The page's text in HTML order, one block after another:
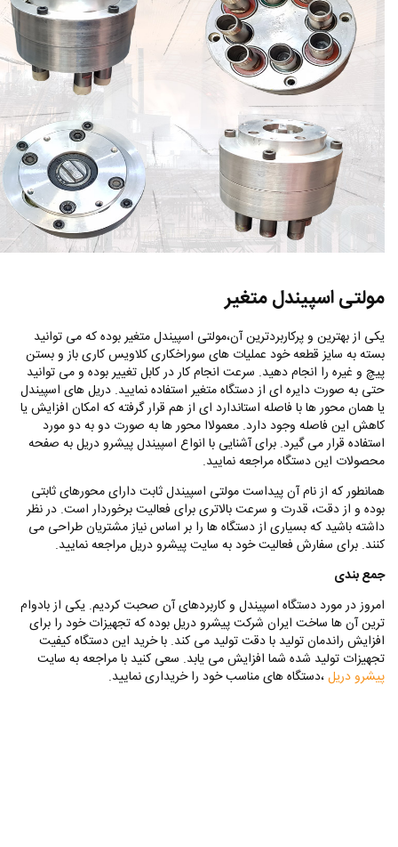
مولتی اسپیندل متغیر
یکی از بهترین و پرکاربردترین آن،مولتی اسپیندل متغیر بوده که می ‌توانید
بسته به سایز قطعه خود عملیات های سوراخکاری کلاویس کاری باز و بستن
پیچ و غیره را انجام دهید. سرعت انجام کار در کابل تغییر بوده و می توانید
حتی به صورت دایره ای از دستگاه متغیر استفاده نمایید. دریل های اسپیندل
یا همان محور ها با فاصله استاندارد ای از هم قرار گرفته که امکان افزایش یا
کاهش این فاصله وجود دارد. معمولاا محور ها به صورت دو به دو مورد
استفاده قرار می گیرد. برای آشنایی با انواع اسپیندل پیشرو دریل به صفحه
محصولات این دستگاه مراجعه نمایید.
همانطور که از نام آن پیداست مولتی اسپیندل ثابت دارای محورهای ثابتی
بوده و از دقت، قدرت و سرعت بالاتری برای فعالیت برخوردار است. در نظر
داشته باشید که بسیاری از دستگاه ها را بر اساس نیاز مشتریان طراحی می
کنند. برای سفارش فعالیت خود به سایت پیشرو دریل مراجعه نمایید.
جمع بندی
امروز در مورد دستگاه اسپیندل و کاربردهای آن صحبت کردیم. یکی از بادوام
ترین آن ها ساخت ایران شرکت پیشرو دریل بوده که تجهیزات خود را برای
افزایش راندمان تولید با دقت تولید می کند. با خرید این دستگاه کیفیت
تجهیزات تولید شده شما افزایش می یابد. سعی کنید با مراجعه به سایت
پیشرو دریل،دستگاه های مناسب خود را خریداری نمایید.